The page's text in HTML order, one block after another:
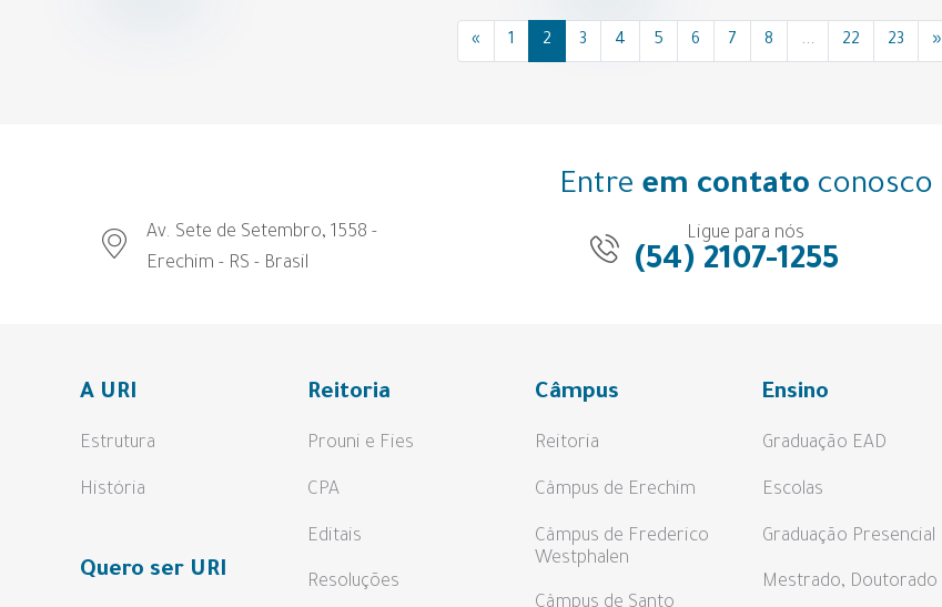
« 1 2 3 4 5 6 7 8 ... 22 23 »
Entre em contato conosco
Av. Sete de Setembro, 1558 -
Erechim - RS - Brasil
Ligue para nós
(54) 2107-1255
A URI
Estrutura
História
Quero ser URI
Reitoria
Prouni e Fies
CPA
Editais
Resoluções
Câmpus
Reitoria
Câmpus de Erechim
Câmpus de Frederico
Westphalen
Ensino
Graduação EAD
Escolas
Graduação Presencial
Mestrado, Doutorado